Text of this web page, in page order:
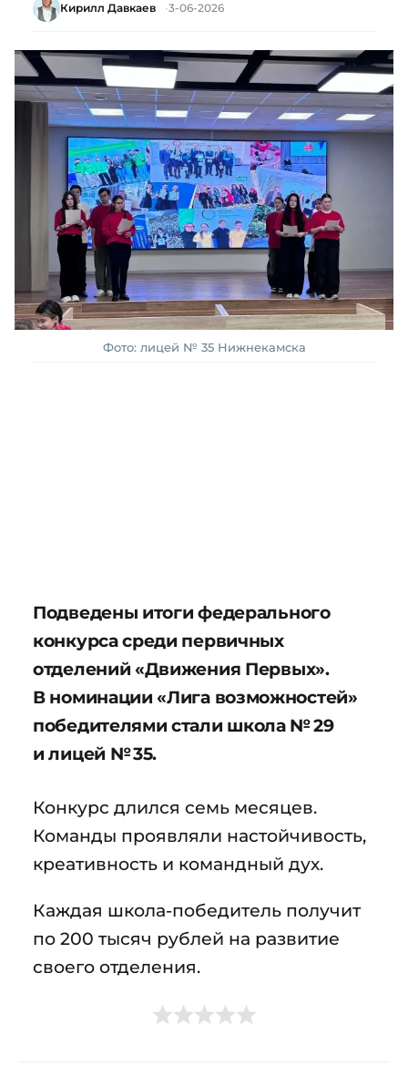
Кирилл Давкаев 3-06-2026
Фото: лицей № 35 Нижнекамска
Подведены итоги федерального
конкурса среди первичных
отделений «Движения Первых».
В номинации «Лига возможностей»
победителями стали школа № 29
и лицей № 35.
Конкурс длился семь месяцев.
Команды проявляли настойчивость,
креативность и командный дух.
Каждая школа-победитель получит
по 200 тысяч рублей на развитие
своего отделения.